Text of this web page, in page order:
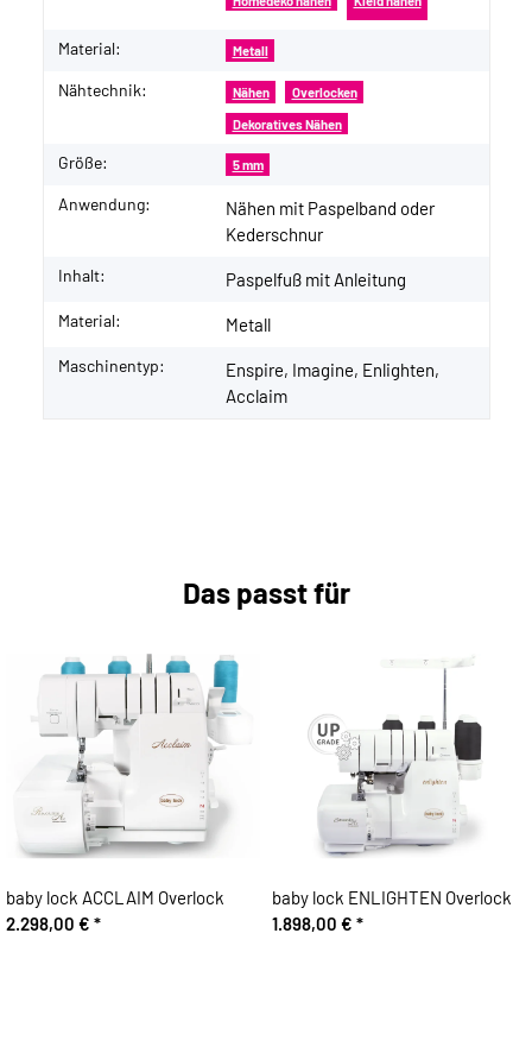
Material: Metall
Nähtechnik: Nähen Overlocken
Dekoratives Nähen
Größe: 5 mm
Anwendung:
Nähen mit Paspelband oder
Kederschnur
Inhalt: Paspelfuß mit Anleitung
Material: Metall
Maschinentyp:
Enspire, Imagine, Enlighten,
Acclaim
Das passt für
baby lock ACCLAIM Overlock
2.298,00 € *
baby lock ENLIGHTEN Overlock
1.898,00 € *